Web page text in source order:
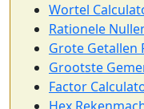
Wortel
Rationele
Grote Getallen
Grootste
Factor